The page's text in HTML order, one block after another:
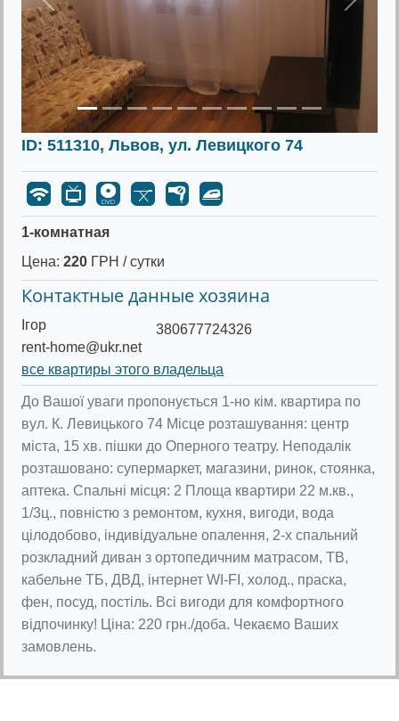
Предыдущее
ID: 511310, Львов, ул. Левицкого 74
1-комнатная
Цена: 220 ГРН / сутки
Контактные данные хозяина
Ігор
rent-home@ukr.net
380677724326
все квартиры этого владельца
До Вашої уваги пропонується 1-но кім. квартира по
вул. К. Левицького 74 Місце розташування: центр
міста, 15 хв. пішки до Оперного театру. Неподалік
розташовано: супермаркет, магазини, ринок, стоянка,
аптека. Спальні місця: 2 Площа квартири 22 м.кв.,
1/3ц., повністю з ремонтом, кухня, вигоди, вода
цілодобово, індивідуальне опалення, 2-х спальний
розкладний диван з ортопедичним матрасом, ТВ,
кабельне ТБ, ДВД, інтернет WI-FI, холод., праска,
фен, посуд, постіль. Всі вигоди для комфортного
відпочинку! Ціна: 220 грн./доба. Чекаємо Ваших
замовлень.